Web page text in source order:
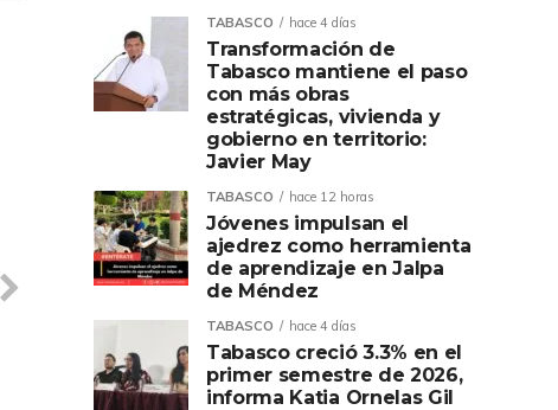
TABASCO hace 4 días
Transformación de
Tabasco mantiene el paso
con más obras
estratégicas, vivienda y
gobierno en territorio:
Javier May
TABASCO hace 12 horas
Jóvenes impulsan el
ajedrez como herramienta
de aprendizaje en Jalpa
de Méndez
TABASCO hace 4 días
Tabasco creció 3.3% en el
primer semestre de 2026,
informa Katia Ornelas Gil